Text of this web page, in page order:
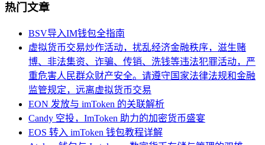
热门文章
BSV导入IM钱包全指南
虚拟货币交易炒作活动，扰乱经济金融秩序，滋生赌
博、非法集资、诈骗、传销、洗钱等违法犯罪活动，严
重危害人民群众财产安全。请遵守国家法律法规和金融
监管规定，远离虚拟货币交易
EON 发放与 imToken 的关联解析
Candy 空投，ImToken 助力的加密货币盛宴
EOS 转入 imToken 钱包教程详解